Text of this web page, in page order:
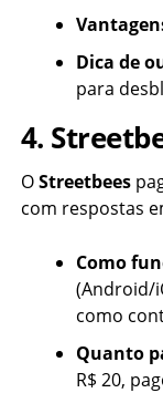
Dica de
para
4.
OStreetbees
com respostas
Como
(Android/
como
Quanto
R$ 20,